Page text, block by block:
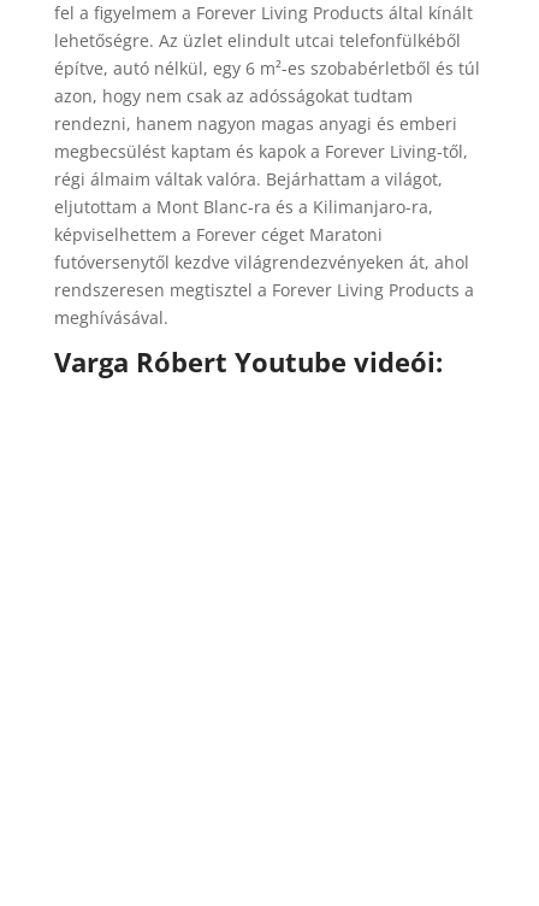
fel a figyelmem a Forever Living Products által kínált
lehetőségre. Az üzlet elindult utcai telefonfülkéből
építve, autó nélkül, egy 6 m²-es szobabérletből és túl
azon, hogy nem csak az adósságokat tudtam
rendezni, hanem nagyon magas anyagi és emberi
megbecsülést kaptam és kapok a Forever Living-től,
régi álmaim váltak valóra. Bejárhattam a világot,
eljutottam a Mont Blanc-ra és a Kilimanjaro-ra,
képviselhettem a Forever céget Maratoni
futóversenytől kezdve világrendezvényeken át, ahol
rendszeresen megtisztel a Forever Living Products a
meghívásával.
Varga Róbert Youtube videói: